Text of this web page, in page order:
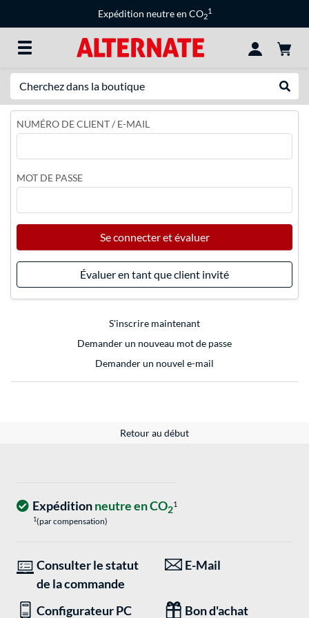
Expédition neutre en CO2
1
NUMÉRO DE CLIENT / E-MAIL
MOT DE PASSE
Se connecter et évaluer
Évaluer en tant que client invité
S'inscrire maintenant
Demander un nouveau mot de passe
Demander un nouvel e-mail
Retour au début
Expéditionneutre en CO21
1(par compensation)
Consulter le statut
de la commande
E-Mail
Configurateur PC Bon d'achat